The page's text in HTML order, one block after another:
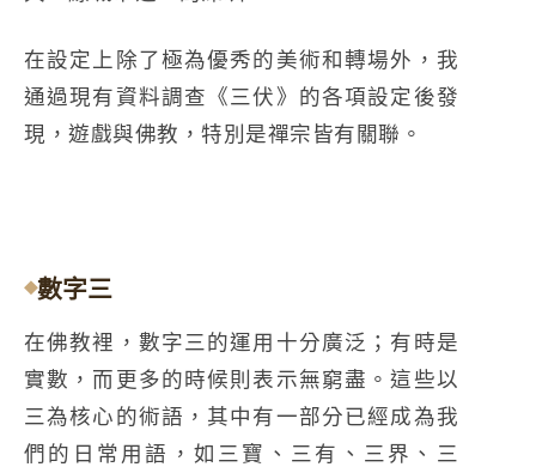
在設定上除了極為優秀的美術和轉場外，我
通過現有資料調查《三伏》的各項設定後發
現，遊戲與佛教，特別是禪宗皆有關聯。
數字三
在佛教裡，數字三的運用十分廣泛；有時是
實數，而更多的時候則表示無窮盡。這些以
三為核心的術語，其中有一部分已經成為我
們的日常用語，如三寶、三有、三界、三